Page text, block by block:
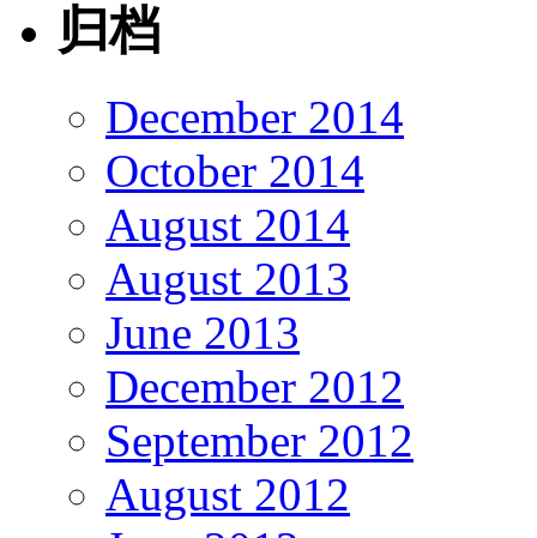
归档
December 2014
October 2014
August 2014
August 2013
June 2013
December 2012
September 2012
August 2012